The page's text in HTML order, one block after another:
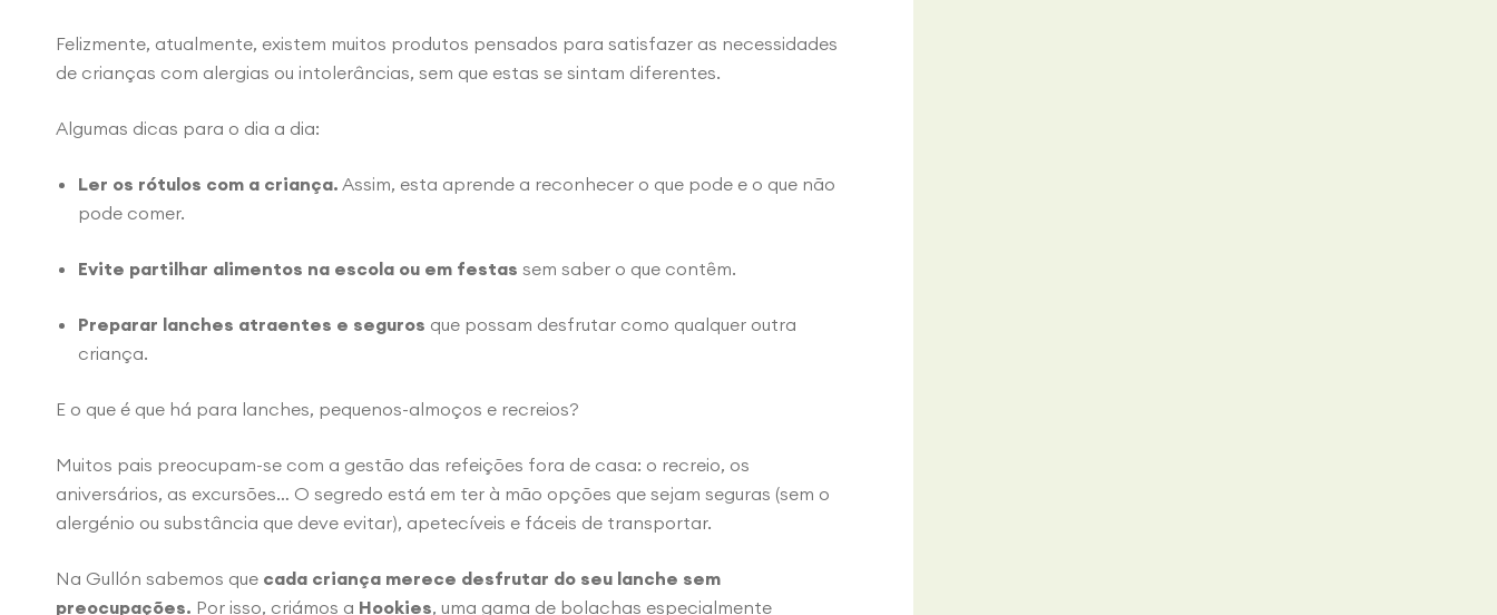
Felizmente, atualmente, existem muitos produtos pensados para satisfazer as necessidades
de crianças com alergias ou intolerâncias, sem que estas se sintam diferentes.
Algumas dicas para o dia a dia:
Ler os rótulos com a criança. Assim, esta aprende a reconhecer o que pode e o que não
pode comer.
Evite partilhar alimentos na escola ou em festas sem saber o que contêm.
Preparar lanches atraentes e seguros que possam desfrutar como qualquer outra
criança.
E o que é que há para lanches, pequenos-almoços e recreios?
Muitos pais preocupam-se com a gestão das refeições fora de casa: o recreio, os
aniversários, as excursões… O segredo está em ter à mão opções que sejam seguras (sem o
alergénio ou substância que deve evitar), apetecíveis e fáceis de transportar.
Na Gullón sabemos que cada criança merece desfrutar do seu lanche sem
preocupações. Por isso, criámos a Hookies, uma gama de bolachas especialmente